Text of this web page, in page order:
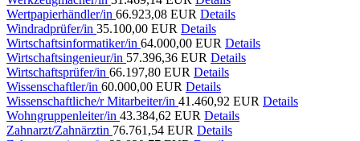
Wertpapierhändler/in 66.923,08 EUR Details
Windradprüfer/in 35.100,00 EUR Details
Wirtschaftsinformatiker/in 64.000,00 EUR Details
Wirtschaftsingenieur/in 57.396,36 EUR Details
Wirtschaftsprüfer/in 66.197,80 EUR Details
Wissenschaftler/in 60.000,00 EUR Details
Wissenschaftliche/r Mitarbeiter/in 41.460,92 EUR Details
Wohngruppenleiter/in 43.384,62 EUR Details
Zahnarzt/Zahnärztin 76.761,54 EUR Details